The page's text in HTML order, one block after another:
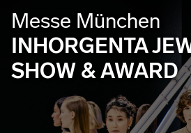
Messe München
INHORGENTA
SHOW & AWARD